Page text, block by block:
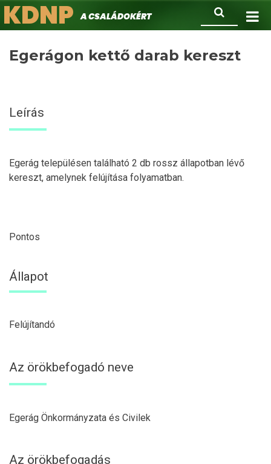
Ugrás
a
Keresés
KDNPA családokért.
Egerágon kettő darab kereszt
Leírás
Egerág településen található 2 db rossz állapotban lévő
kereszt, amelynek felújítása folyamatban.
Pontos
Állapot
Felújítandó
Az örökbefogadó neve
Egerág Önkormányzata és Civilek
Az örökbefogadás